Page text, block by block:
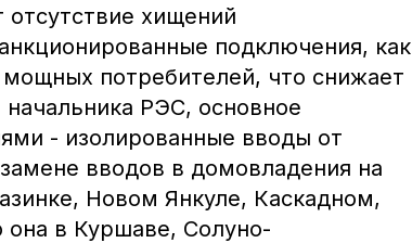
хищений
подключения, как
потребителей, что снижает
РЭС, основное
- изолированные вводы от
вводов в домовладения на
Новом Янкуле, Каскадном,
она в Куршаве, Солуно-